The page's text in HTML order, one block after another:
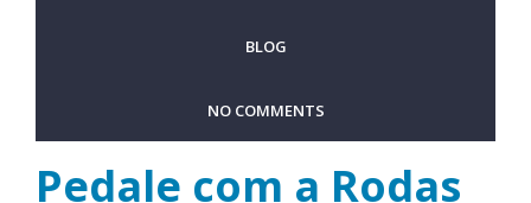
BLOG
NO COMMENTS
Pedale com a Rodas